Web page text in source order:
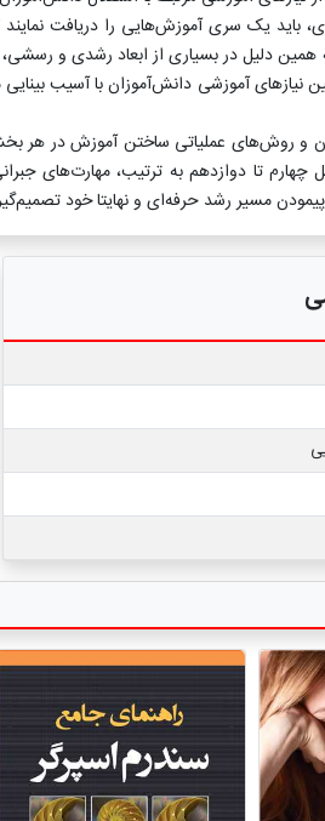
باید یک سری آموزش‌هایی را دریافت
دلیل در بسیاری از ابعاد رشدی و
آموزشی دانش‌آموزان با آسیب
و روش‌های عملیاتی ساختن آموزش در
تا دوازدهم به ترتیب، مهارت‌های
مسیر رشد حرفه‌ای و نهایتا خود